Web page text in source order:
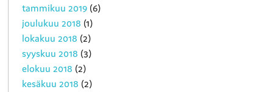
tammikuu 2019 (6)
joulukuu 2018 (1)
lokakuu 2018 (2)
syyskuu 2018 (3)
elokuu 2018 (2)
kesäkuu 2018 (2)